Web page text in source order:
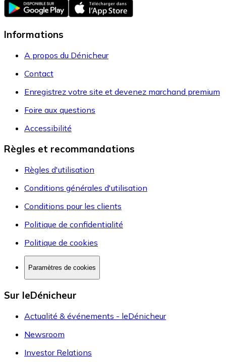
Informations
A propos du Dénicheur
Contact
Enregistrez votre site et devenez marchand premium
Foire aux questions
Accessibilité
Règles et recommandations
Règles d'utilisation
Conditions générales d'utilisation
Conditions pour les clients
Politique de confidentialité
Politique de cookies
Paramètres de cookies
Sur leDénicheur
Actualité & événements - leDénicheur
Newsroom
Investor Relations